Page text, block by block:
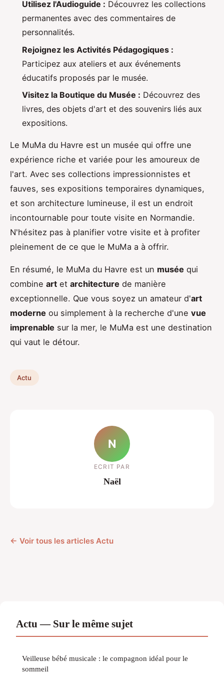
Utilisez l'Audioguide : Découvrez les collections
permanentes avec des commentaires de
personnalités.
Rejoignez les Activités Pédagogiques :
Participez aux ateliers et aux événements
éducatifs proposés par le musée.
Visitez la Boutique du Musée : Découvrez des
livres, des objets d'art et des souvenirs liés aux
expositions.
Le MuMa du Havre est un musée qui offre une
expérience riche et variée pour les amoureux de
l'art. Avec ses collections impressionnistes et
fauves, ses expositions temporaires dynamiques,
et son architecture lumineuse, il est un endroit
incontournable pour toute visite en Normandie.
N'hésitez pas à planifier votre visite et à profiter
pleinement de ce que le MuMa a à offrir.
En résumé, le MuMa du Havre est un musée qui
combine art et architecture de manière
exceptionnelle. Que vous soyez un amateur d'art
moderne ou simplement à la recherche d'une vue
imprenable sur la mer, le MuMa est une destination
qui vaut le détour.
Actu
N
ECRIT PAR
Naël
← Voir tous les articles Actu
Actu — Sur le même sujet
Veilleuse bébé musicale : le compagnon idéal pour le
sommeil